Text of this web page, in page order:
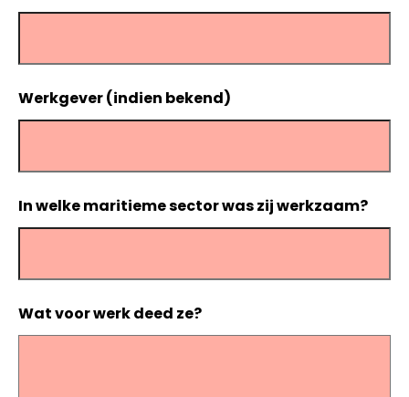
Werkgever (indien bekend)
In welke maritieme sector was zij werkzaam?
Wat voor werk deed ze?